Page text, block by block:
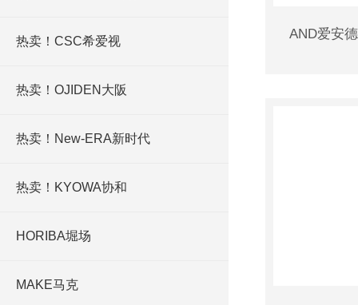
热卖！CSC希爱视
热卖！OJIDEN大阪
热卖！New-ERA新时代
热卖！KYOWA协和
HORIBA堀场
MAKE马克
AND爱安